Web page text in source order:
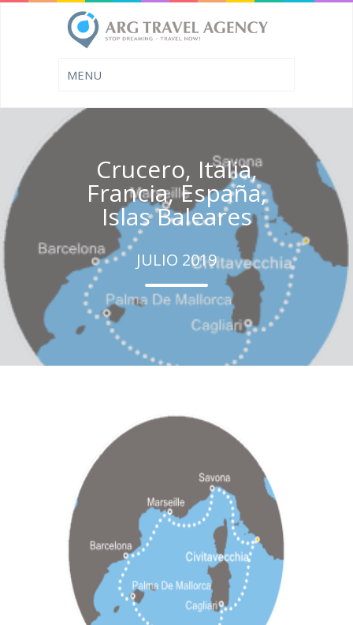
Crucero, Italia,
Francia, España,
Islas Baleares
JULIO 2019